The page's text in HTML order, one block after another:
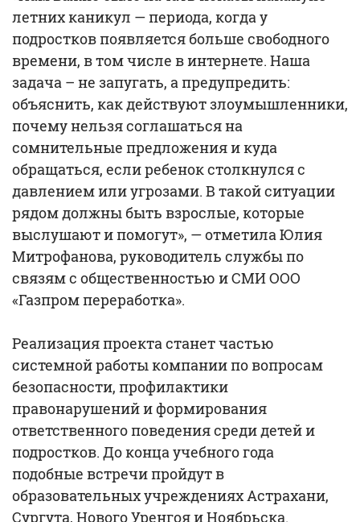
летних каникул — периода, когда у
подростков появляется больше свободного
времени, в том числе в интернете. Наша
задача – не запугать, а предупредить:
объяснить, как действуют злоумышленники,
почему нельзя соглашаться на
сомнительные предложения и куда
обращаться, если ребенок столкнулся с
давлением или угрозами. В такой ситуации
рядом должны быть взрослые, которые
выслушают и помогут», — отметила Юлия
Митрофанова, руководитель службы по
связям с общественностью и СМИ ООО
«Газпром переработка».
Реализация проекта станет частью
системной работы компании по вопросам
безопасности, профилактики
правонарушений и формирования
ответственного поведения среди детей и
подростков. До конца учебного года
подобные встречи пройдут в
образовательных учреждениях Астрахани,
Сургута, Нового Уренгоя и Ноябрьска.